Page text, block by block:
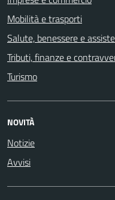
Mobilità e trasporti
Salute, benessere e
Tributi, finanze e
Turismo
NOVITÀ
Notizie
Avvisi